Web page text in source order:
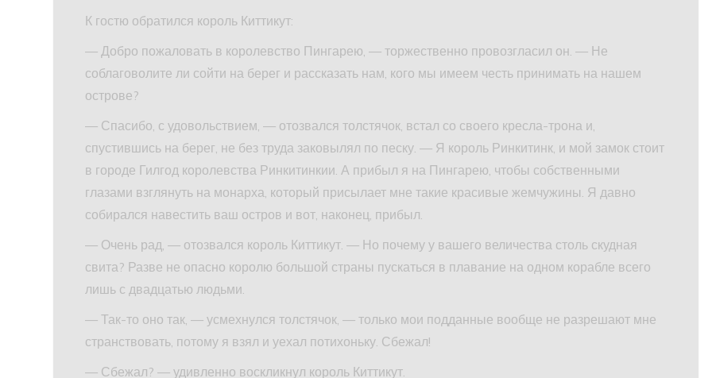
К гостю обратился король Киттикут:
— Добро пожаловать в королевство Пингарею, — торжественно провозгласил он. — Не
соблаговолите ли сойти на берег и рассказать нам, кого мы имеем честь принимать на нашем
острове?
— Спасибо, с удовольствием, — отозвался толстячок, встал со своего кресла-трона и,
спустившись на берег, не без труда заковылял по песку. — Я король Ринкитинк, и мой замок стоит
в городе Гилгод королевства Ринкитинкии. А прибыл я на Пингарею, чтобы собственными
глазами взглянуть на монарха, который присылает мне такие красивые жемчужины. Я давно
собирался навестить ваш остров и вот, наконец, прибыл.
— Очень рад, — отозвался король Киттикут. — Но почему у вашего величества столь скудная
свита? Разве не опасно королю большой страны пускаться в плавание на одном корабле всего
лишь с двадцатью людьми.
— Так-то оно так, — усмехнулся толстячок, — только мои подданные вообще не разрешают мне
странствовать, потому я взял и уехал потихоньку. Сбежал!
— Сбежал? — удивленно воскликнул король Киттикут.